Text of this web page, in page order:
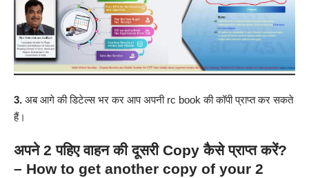
3. अब आगे की डिटेल्स भर कर आप अपनी rc book की कॉपीप्राप्त कर सकते
हैं।
अपने 2 पहिए वाहन की दूसरी Copy कैसे प्राप्त करें?
– How to get another copy of your 2